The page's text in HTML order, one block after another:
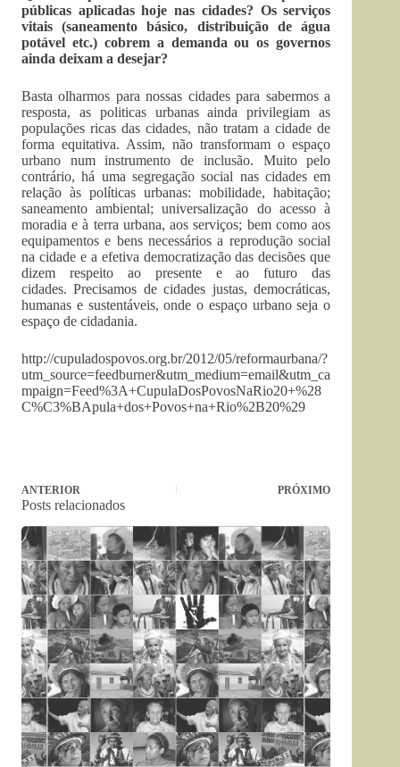
públicas aplicadas hoje nas cidades? Os serviços
vitais (saneamento básico, distribuição de água
potável etc.) cobrem a demanda ou os governos
ainda deixam a desejar?
Basta olharmos para nossas cidades para sabermos a
resposta, as politicas urbanas ainda privilegiam as
populações ricas das cidades, não tratam a cidade de
forma equitativa. Assim, não transformam o espaço
urbano num instrumento de inclusão. Muito pelo
contrário, há uma segregação social nas cidades em
relação às políticas urbanas: mobilidade, habitação;
saneamento ambiental; universalização do acesso à
moradia e à terra urbana, aos serviços; bem como aos
equipamentos e bens necessários a reprodução social
na cidade e a efetiva democratização das decisões que
dizem respeito ao presente e ao futuro das
cidades. Precisamos de cidades justas, democráticas,
humanas e sustentáveis, onde o espaço urbano seja o
espaço de cidadania.
http://cupuladospovos.org.br/2012/05/reformaurbana/?
utm_source=feedburner&utm_medium=email&utm_ca
mpaign=Feed%3A+CupulaDosPovosNaRio20+%28
C%C3%BApula+dos+Povos+na+Rio%2B20%29
ANTERIOR PRÓXIMO
Posts relacionados